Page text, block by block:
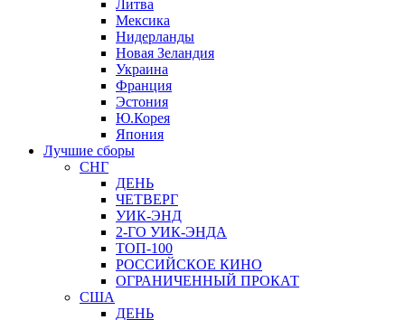
Литва
Мексика
Нидерланды
Новая Зеландия
Украина
Франция
Эстония
Ю.Корея
Япония
Лучшие сборы
СНГ
ДЕНЬ
ЧЕТВЕРГ
УИК-ЭНД
2-ГО УИК-ЭНДА
ТОП-100
РОССИЙСКОЕ КИНО
ОГРАНИЧЕННЫЙ ПРОКАТ
США
ДЕНЬ